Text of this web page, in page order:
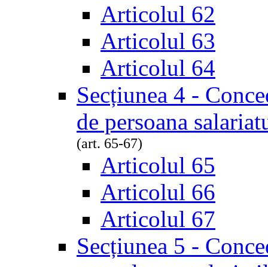
Articolul 62
Articolul 63
Articolul 64
Secțiunea 4 -
de persoana
(art. 65-67)
Articolul 65
Articolul 66
Articolul 67
Secțiunea 5 -